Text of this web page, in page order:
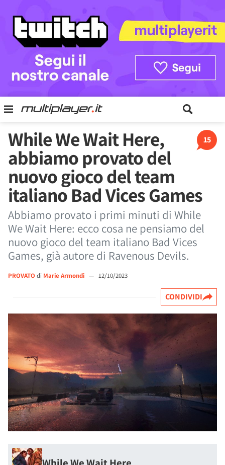
15
While We Wait Here,
abbiamo provato del
nuovo gioco del team
italiano Bad Vices Games
Abbiamo provato i primi minuti di While
We Wait Here: ecco cosa ne pensiamo del
nuovo gioco del team italiano Bad Vices
Games, già autore di Ravenous Devils.
PROVATO di Marie Armondi — 12/10/2023
CONDIVIDI